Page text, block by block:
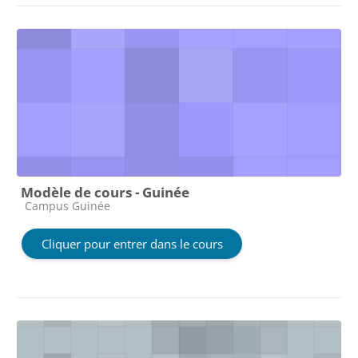
Modèle de cours - Guinée
Catégorie de cours
Campus Guinée
Cliquer pour entrer dans le cours